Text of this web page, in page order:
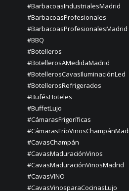
#BarbacoasIndustrialesMadrid
#BarbacoasProfesionales
#BarbacoasProfesionalesMadrid
#BBQ
#Botelleros
#BotellerosAMedidaMadrid
#BotellerosCavasIluminaciónLed
#BotellerosRefrigerados
#BufésHoteles
#BuffetLujo
#CámarasFrigoríficas
#CavasChampán
#CavasMaduraciónVinos
#CavasMaduraciónVinosMadrid
#CavasVINO
#CavasVinosparaCocinasLujo